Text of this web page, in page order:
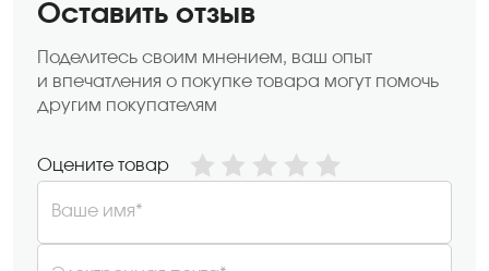
Оставить отзыв
Поделитесь своим мнением, ваш опыт
и впечатления о покупке товара могут помочь
другим покупателям
Оцените товар
Ваше имя*